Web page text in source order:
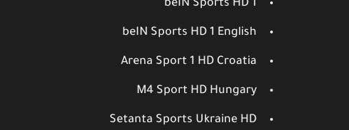
beIN Sports HD 1
beIN Sports HD 1 English
Arena Sport 1 HD Croatia
M4 Sport HD Hungary
Setanta Sports Ukraine HD